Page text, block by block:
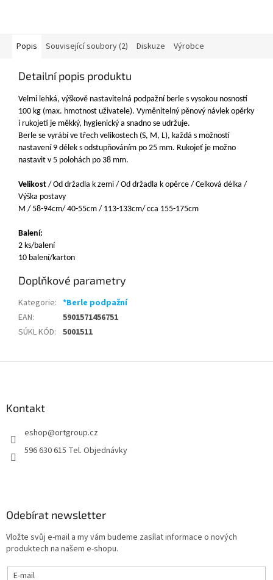
Popis Související soubory (2) Diskuze Výrobce
Detailní popis produktu
Velmi lehká, výškově nastavitelná podpažní berle s vysokou nosností
100 kg (max. hmotnost uživatele). Vyměnitelný pěnový návlek opěrky
i rukojeti je měkký, hygienický a snadno se udržuje.
Berle se vyrábí ve třech velikostech (S, M, L), každá s možností
nastavení 9 délek s odstupňováním po 25 mm. Rukojeť je možno
nastavit v 5 polohách po 38 mm.
Velikost / Od držadla k zemi / Od držadla k opěrce / Celková délka /
Výška postavy
M / 58-94cm/ 40-55cm / 113-133cm/ cca 155-175cm
Balení:
2 ks/balení
10 balení/karton
Doplňkové parametry
Kategorie: *Berle podpažní
EAN:
5901571456751
SÚKL KÓD: 5001511
Kontakt
eshop@ortgroup.cz
596 630 615 Tel. Objednávky
Odebírat newsletter
Vložte svůj e-mail a my vám budeme zasílat informace o nových
produktech na našem e-shopu.
E-mail